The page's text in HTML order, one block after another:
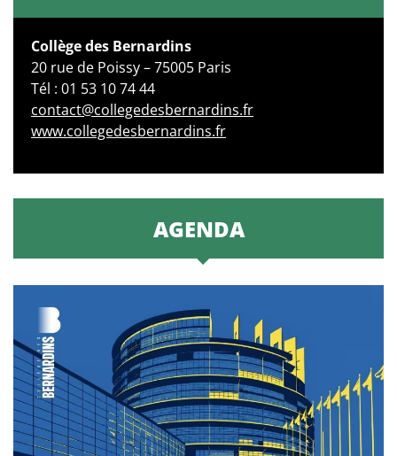
Collège des Bernardins
20 rue de Poissy – 75005 Paris
Tél : 01 53 10 74 44
contact@collegedesbernardins.fr
www.collegedesbernardins.fr
AGENDA